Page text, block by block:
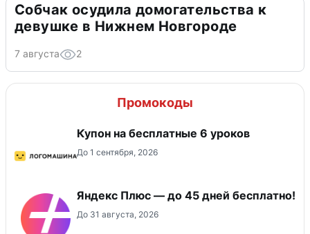
Собчак осудила домогательства к
девушке в Нижнем Новгороде
7 августа 2
Промокоды
Купон на бесплатные 6 уроков
До 1 сентября, 2026
Яндекс Плюс — до 45 дней бесплатно!
До 31 августа, 2026